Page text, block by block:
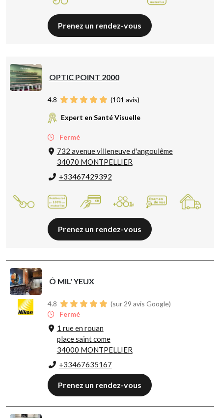
Prenez un rendez-vous
OPTIC POINT 2000
4.8 (101 avis)
Expert en Santé Visuelle
Fermé
732 avenue villeneuve d'angoulême
34070 MONTPELLIER
+33467429392
Prenez un rendez-vous
Ô MIL' YEUX
4.8
(sur 29 avis Google)
Fermé
1 rue en rouan
place saint come
34000 MONTPELLIER
+33467635167
Prenez un rendez-vous